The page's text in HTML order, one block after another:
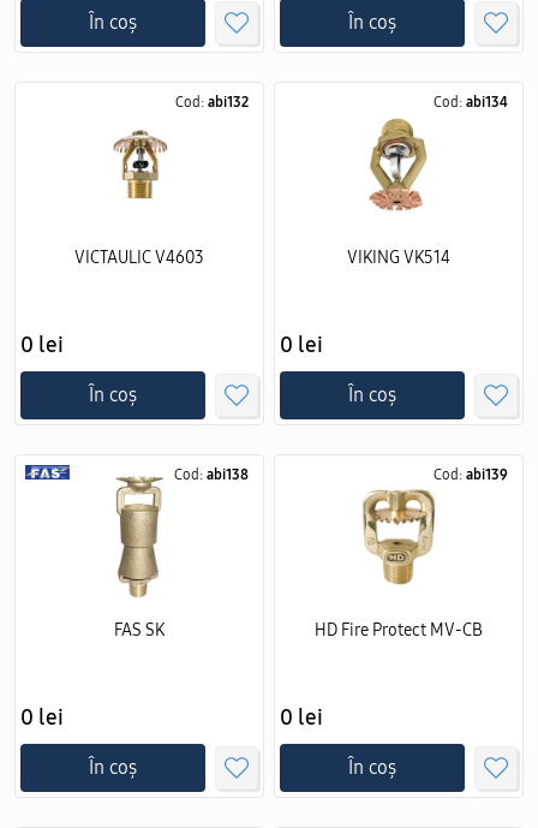
În coș În coș
Cod: abi132
VICTAULIC V4603
0 lei
În coș
Cod: abi134
VIKING VK514
0 lei
În coș
Cod: abi138
FAS SK
0 lei
În coș
Cod: abi139
HD Fire Protect MV-CB
0 lei
În coș